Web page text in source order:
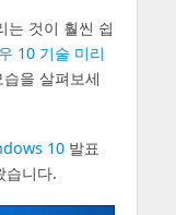
는 것이 훨씬 쉽
10 기술 미리
을 살펴보세
10발표
습니다.